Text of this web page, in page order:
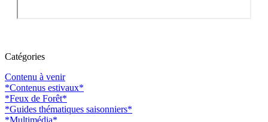
Catégories
Contenu à venir
*Contenus estivaux*
*Feux de Forêt*
*Guides thématiques saisonniers*
*Multimédia*